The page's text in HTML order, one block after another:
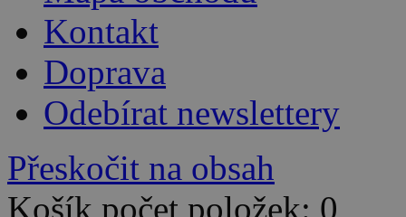
Kontakt
Doprava
Odebírat newslettery
Přeskočit na obsah
Košík počet položek: 0